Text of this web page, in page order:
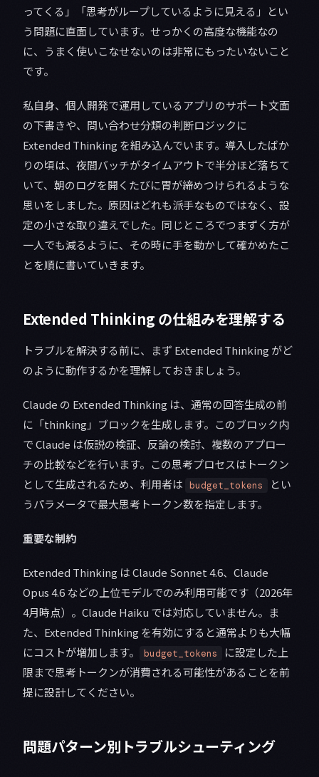
ってくる」「思考がループしているように見える」とい
う問題に直面しています。せっかくの高度な機能なの
に、うまく使いこなせないのは非常にもったいないこと
です。
私自身、個人開発で運用しているアプリのサポート文面
の下書きや、問い合わせ分類の判断ロジックに
Extended Thinking を組み込んでいます。導入したばか
りの頃は、夜間バッチがタイムアウトで半分ほど落ちて
いて、朝のログを開くたびに胃が締めつけられるような
思いをしました。原因はどれも派手なものではなく、設
定の小さな取り違えでした。同じところでつまずく方が
一人でも減るように、その時に手を動かして確かめたこ
とを順に書いていきます。
Extended Thinking の仕組みを理解する
トラブルを解決する前に、まず Extended Thinking がど
のように動作するかを理解しておきましょう。
Claude の Extended Thinking は、通常の回答生成の前
に「thinking」ブロックを生成します。このブロック内
で Claude は仮説の検証、反論の検討、複数のアプロー
チの比較などを行います。この思考プロセスはトークン
として生成されるため、利用者は budget_tokens
とい
うパラメータで最大思考トークン数を指定します。
重要な制約
Extended Thinking は Claude Sonnet 4.6、Claude
Opus 4.6 などの上位モデルでのみ利用可能です（2026年
4月時点）。Claude Haiku では対応していません。ま
た、Extended Thinking を有効にすると通常よりも大幅
にコストが増加します。
budget_tokens
に設定した上
限まで思考トークンが消費される可能性があることを前
提に設計してください。
問題パターン別トラブルシューティング